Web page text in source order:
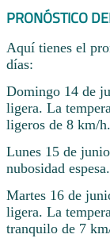
PRONÓSTICO
Aquí tienes el
días:
Domingo 14 de
ligera. La
ligeros de 8 km/h.
Lunes 15 de
nubosidad
Martes 16 de
ligera. La
tranquilo de 7